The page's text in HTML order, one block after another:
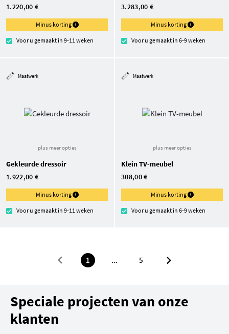
1.220,00 €
Minus korting
Voor u gemaakt in 9-11 weken
3.283,00 €
Minus korting
Voor u gemaakt in 6-9 weken
Maatwerk
plus meer opties
Gekleurde dressoir
1.922,00 €
Minus korting
Voor u gemaakt in 9-11 weken
Maatwerk
plus meer opties
Klein TV-meubel
308,00 €
Minus korting
Voor u gemaakt in 6-9 weken
1 ... 5
Speciale projecten van onze
klanten